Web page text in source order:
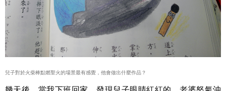
兒子對於火柴棒點燃聖火的場景最有感覺，他會做出什麼作品？